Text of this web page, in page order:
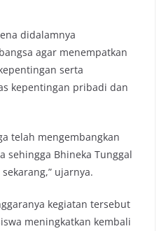
didalamnya
agar menempatkan
serta
kepentingan pribadi dan
telah mengembangkan
sehingga Bhineka Tunggal
ujarnya.
kegiatan tersebut
meningkatkan kembali